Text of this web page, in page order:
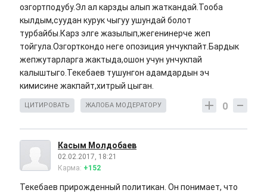
озгортподубу.Эл ал карзды алып жаткандай.Тооба
кылдым,суудан курук чыгуу ушундай болот
турбайбы.Карз элге жазылып,жегенинерче жеп
тойгула.Озгорткондо неге опозиция унчукпайт.Бардык
жепжутарларга жактыда,ошон учун унчукпай
калыштыго.Текебаев тушунгон адамдардын эч
кимисине жакпайт,хитрый цыган.
0
ЦИТИРОВАТЬ ЖАЛОБА МОДЕРАТОРУ
Касым Молдобаев
02.02.2017, 18:21
Карма: +152
Текебаев прирожденный политикан. Он понимает, что